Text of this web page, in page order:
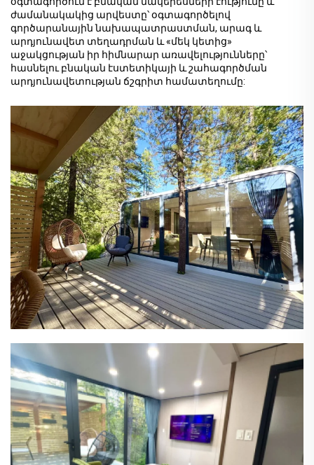
ժամանակակից արվեստը՝ օգտագործելով
գործարանային նախապատրաստման, արագ և
արդյունավետ տեղադրման և «մեկ կետից»
աջակցության իր հիմնարար առավելությունները՝
հասնելու բնական էստետիկայի և շահագործման
արդյունավետության ճշգրիտ համատեղումը: